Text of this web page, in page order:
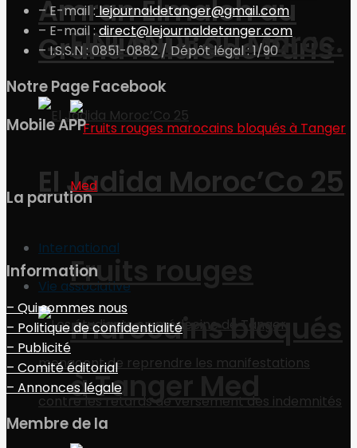
Amran Elmaleh au
Grand Palais de Paris
El Jadida Moroc’Co 25
International
Vie associative
FINLANDE au Maroc.
Fruits rouges
marocains bloqués
à Tanger Med
– E-mail :lejournaldetanger@gmail.com
– E-mail :direct@lejournaldetanger.com
– I.S.S.N : 0851-0882 / Dépôt légal : 1/90
Notre Page Facebook
Mobile APP
La parution
Information
– Qui sommes nous
– Politique de confidentialité
– Publicité
– Comité éditorial
– Annonces légale
Membre de la